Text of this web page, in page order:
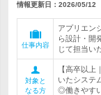
情報更新日：2026/05/12
仕事内容
アプリエン
ら設計・開
じて担当い
対象と
なる方
【高卒以
いたシステ
◎働きやす